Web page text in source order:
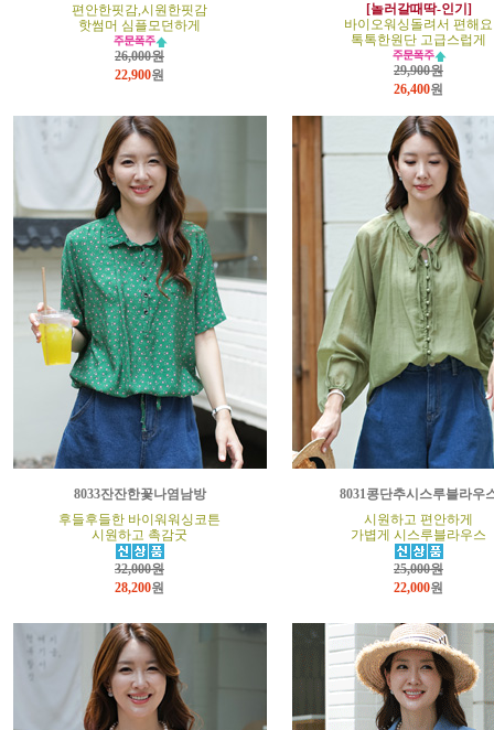
편안한핏감,시원한핏감
핫썸머 심플모던하게
26,000원
22,900원
[놀러갈때딱-인기]
바이오워싱돌려서 편해요
톡톡한원단 고급스럽게
29,900원
26,400원
8033잔잔한꽃나염남방
후들후들한 바이워워싱코튼
시원하고 촉감굿
32,000원
28,200원
8031콩단추시스루블라우
시원하고 편안하게
가볍게 시스루블라우스
25,000원
22,000원